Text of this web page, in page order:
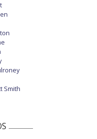
Smith